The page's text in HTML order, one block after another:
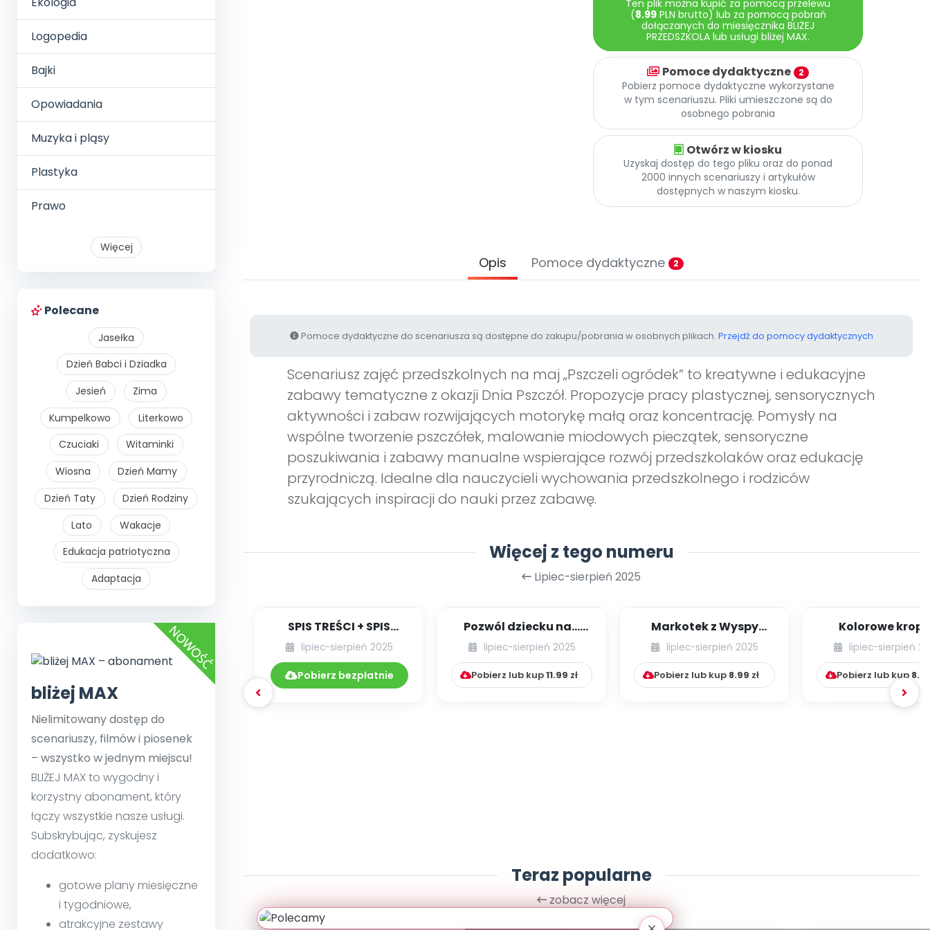
Logopedia
Bajki
Opowiadania
Muzyka i pląsy
Plastyka
Prawo
Więcej
Polecane
Jasełka
Dzień Babci i Dziadka
Jesień
Zima
Kumpelkowo
Literkowo
Czuciaki
Witaminki
Wiosna
Dzień Mamy
Dzień Taty
Dzień Rodziny
Lato
Wakacje
Edukacja patriotyczna
Adaptacja
bliżej MAX
Nielimitowany dostęp do
scenariuszy, filmów i piosenek
– wszystko w jednym miejscu!
BLIŻEJ MAX to wygodny i
korzystny abonament, który
łączy wszystkie nasze usługi.
Subskrybując, zyskujesz
dodatkowo:
gotowe plany miesięczne
i tygodniowe,
atrakcyjne zestawy
Ten plik można kupić za pomocą przelewu
(8.99PLN brutto) lub za pomocą pobrań
dołączanych do miesięcznika BLIŻEJ
PRZEDSZKOLA lub usługi bliżej MAX.
Pomoce dydaktyczne 2
Pobierz pomoce dydaktyczne wykorzystane
w tym scenariuszu. Pliki umieszczone są do
osobnego pobrania
Otwórz w kiosku
Uzyskaj dostęp do tego pliku oraz do ponad
2000 innych scenariuszy i artykułów
dostępnych w naszym kiosku.
Opis Pomoce dydaktyczne 2
Pomoce dydaktyczne do scenariusza są dostępne do zakupu/pobrania w osobnych plikach. Przejdź do pomocy dydaktycznych
Scenariusz zajęć przedszkolnych na maj „Pszczeli ogródek” to kreatywne i edukacyjne
zabawy tematyczne z okazji Dnia Pszczół. Propozycje pracy plastycznej, sensorycznych
aktywności i zabaw rozwijających motorykę małą oraz koncentrację. Pomysły na
wspólne tworzenie pszczółek, malowanie miodowych pieczątek, sensoryczne
poszukiwania i zabawy manualne wspierające rozwój przedszkolaków oraz edukację
przyrodniczą. Idealne dla nauczycieli wychowania przedszkolnego i rodziców
szukających inspiracji do nauki przez zabawę.
Więcej z tego numeru
Lipiec-sierpień 2025
SPIS TREŚCI + SPIS
POMOCY
DYDAKTYCZNYCH
07.-08.286-287/...
lipiec-sierpień 2025
Pobierz bezpłatnie
Pozwól dziecku na…
smutek
lipiec-sierpień 2025
Pobierz lub kup11.99 zł
Markotek z Wyspy
Smutku
lipiec-sierpień 2025
Pobierz lub kup 8.99 zł
Kolorowe
Scenariusz
okazji Dnia
lipiec-sierpień
Pobierz lub kup
Teraz popularne
zobacz więcej